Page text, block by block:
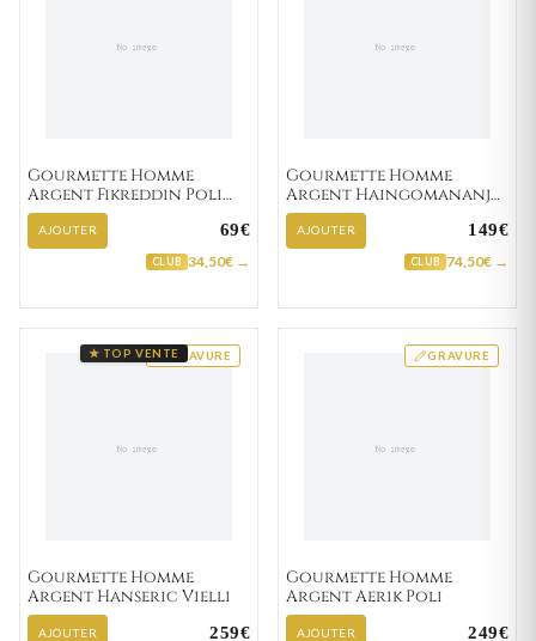
Gourmette Homme
Argent Fikreddin Poli
cheval
AJOUTER 69€
CLUB 34,50€ →
Gourmette Homme
Argent Haingomananjo
graine de café
AJOUTER 149€
CLUB 74,50€ →
GRAVURE
★ TOP VENTE
Gourmette Homme
Argent Hanseric Vielli
AJOUTER 259€
GRAVURE
Gourmette Homme
Argent Aerik Poli
AJOUTER 249€